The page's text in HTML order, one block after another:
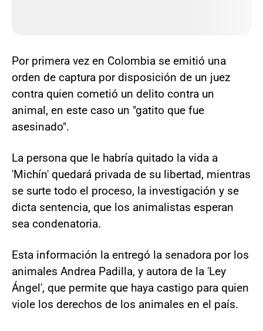
Por primera vez en Colombia se emitió una
orden de captura por disposición de un juez
contra quien cometió un delito contra un
animal, en este caso un "gatito que fue
asesinado".
La persona que le habría quitado la vida a
'Michín' quedará privada de su libertad, mientras
se surte todo el proceso, la investigación y se
dicta sentencia, que los animalistas esperan
sea condenatoria.
Esta información la entregó la senadora por los
animales Andrea Padilla, y autora de la 'Ley
Ángel', que permite que haya castigo para quien
viole los derechos de los animales en el país.